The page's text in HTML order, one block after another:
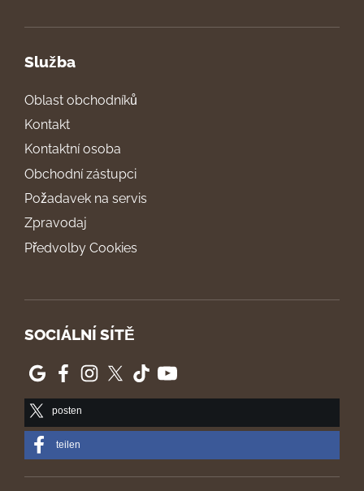
Služba
Oblast obchodníků
Kontakt
Kontaktní osoba
Obchodní zástupci
Požadavek na servis
Zpravodaj
Předvolby Cookies
SOCIÁLNÍ SÍTĚ
posten
teilen